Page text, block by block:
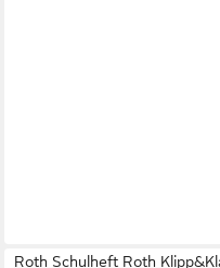
Roth Schulheft Roth